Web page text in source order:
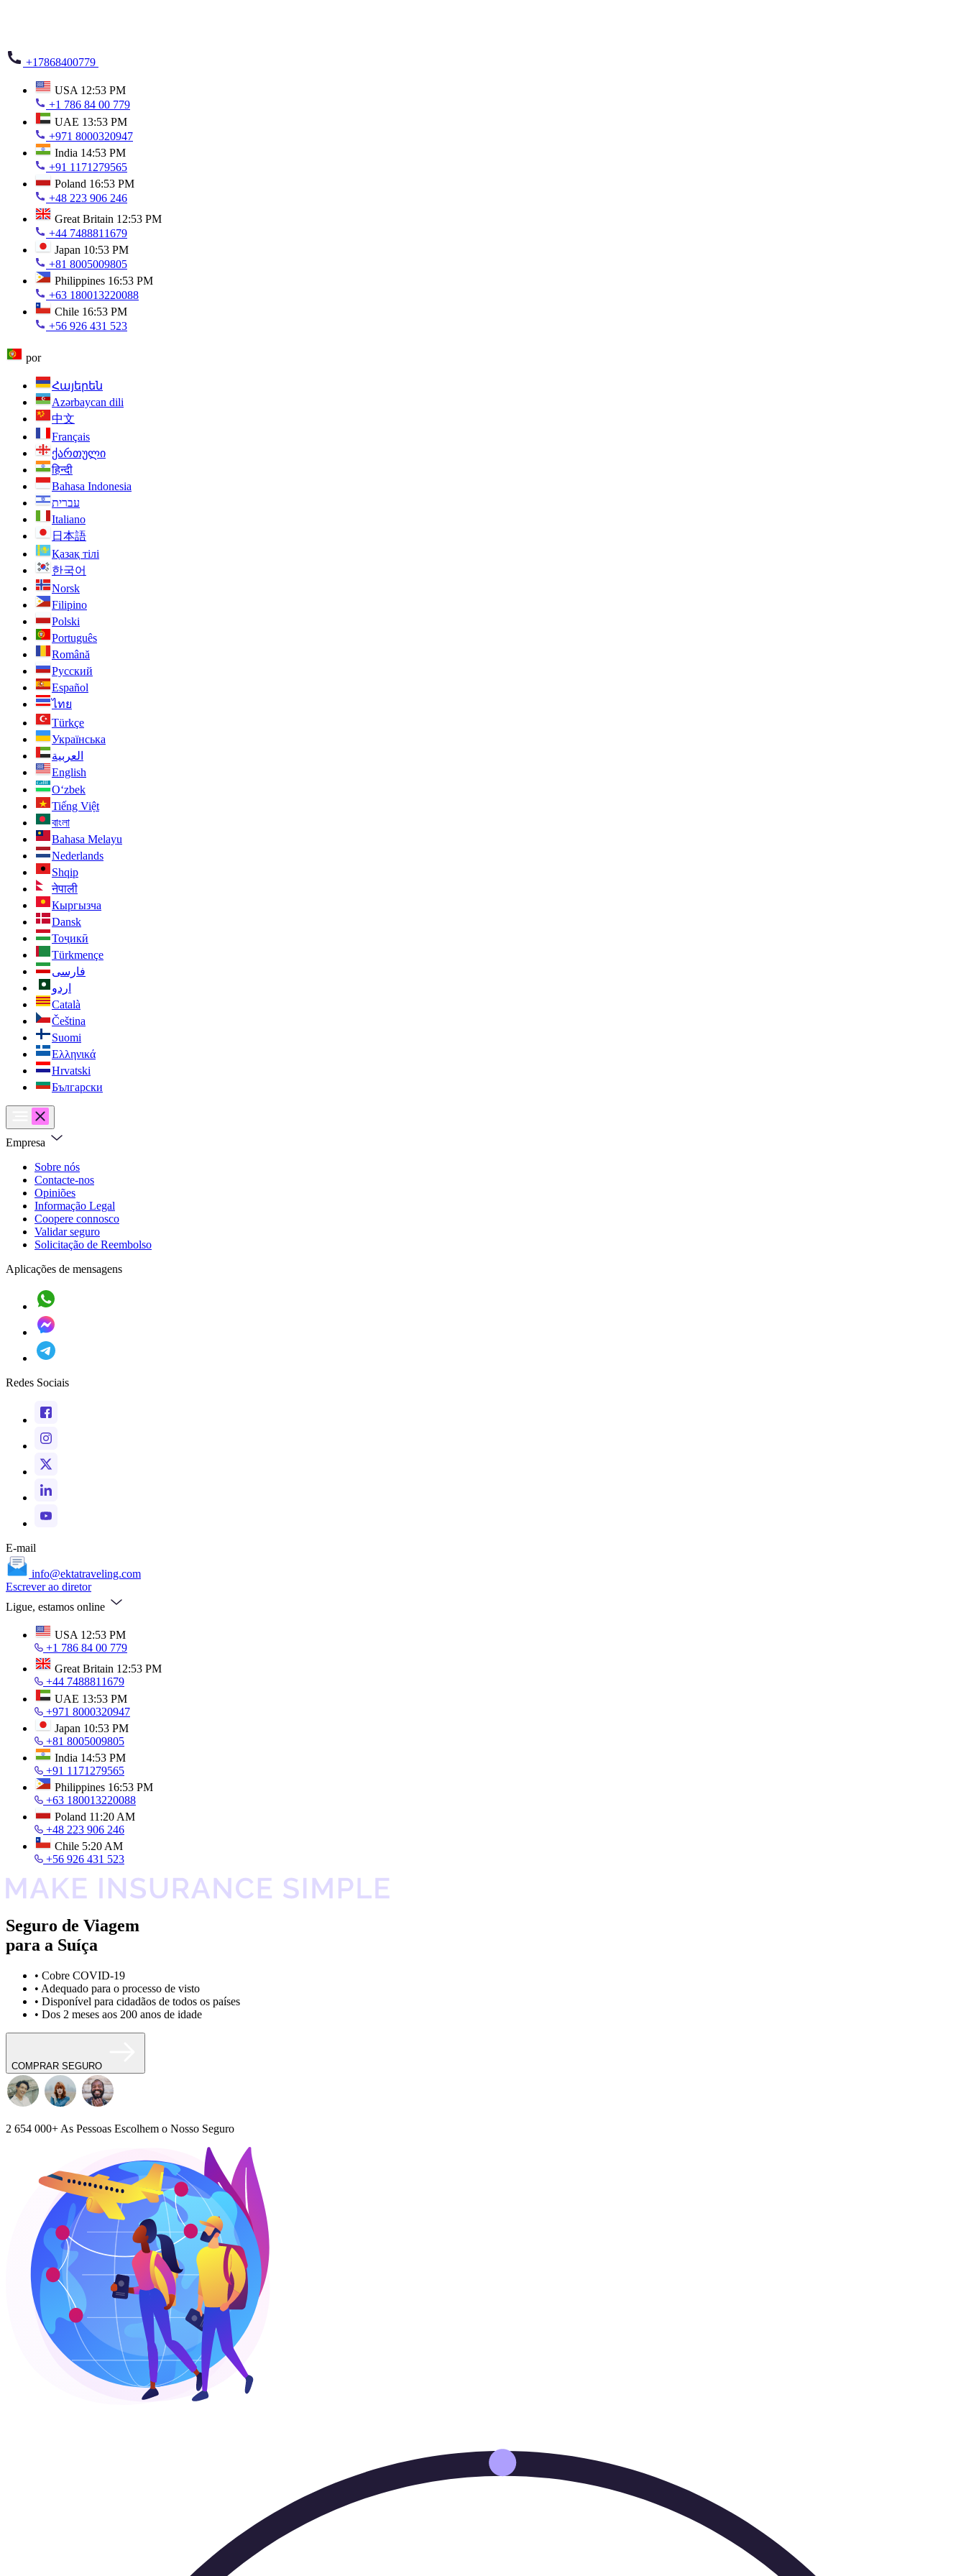
+17868400779
USA 12:53 PM
+1 786 84 00 779
UAE 13:53 PM
+971 8000320947
India 14:53 PM
+91 1171279565
Poland 16:53 PM
+48 223 906 246
Great Britain 12:53 PM
+44 7488811679
Japan 10:53 PM
+81 8005009805
Philippines 16:53 PM
+63 180013220088
Chile 16:53 PM
+56 926 431 523
por
Հայերեն
Azərbaycan dili
中文
Français
ქართული
हिन्दी
Bahasa Indonesia
עברית
Italiano
日本語
Қазақ тілі
한국어
Norsk
Filipino
Polski
Português
Română
Русский
Español
ไทย
Türkçe
Українська
العربية
English
O‘zbek
Tiếng Việt
বাংলা
Bahasa Melayu
Nederlands
Shqip
नेपाली
Кыргызча
Dansk
Тоҷикӣ
Türkmençe
فارسی
اردو
Català
Čeština
Suomi
Ελληνικά
Hrvatski
Български
Empresa
Sobre nós
Contacte-nos
Opiniões
Informação Legal
Coopere connosco
Validar seguro
Solicitação de Reembolso
Aplicações de mensagens
Redes Sociais
E-mail
info@ektatraveling.com
Escrever ao diretor
Ligue, estamos online
USA 12:53 PM
+1 786 84 00 779
Great Britain 12:53 PM
+44 7488811679
UAE 13:53 PM
+971 8000320947
Japan 10:53 PM
+81 8005009805
India 14:53 PM
+91 1171279565
Philippines 16:53 PM
+63 180013220088
Poland 11:20 AM
+48 223 906 246
Chile 5:20 AM
+56 926 431 523
Seguro de Viagem
para a Suíça
• Cobre COVID-19
• Adequado para o processo de visto
• Disponível para cidadãos de todos os países
• Dos 2 meses aos 200 anos de idade
COMPRAR SEGURO
2 654 000+ As Pessoas Escolhem o Nosso Seguro